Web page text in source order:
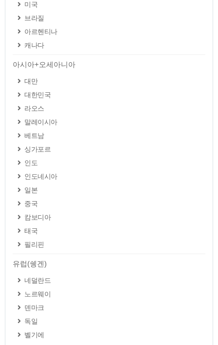
미국
브라질
아르헨티나
캐나다
아시아+오세아니아
대만
대한민국
라오스
말레이시아
베트남
싱가포르
인도
인도네시아
일본
중국
캄보디아
태국
필리핀
유럽(쉥겐)
네덜란드
노르웨이
덴마크
독일
벨기에